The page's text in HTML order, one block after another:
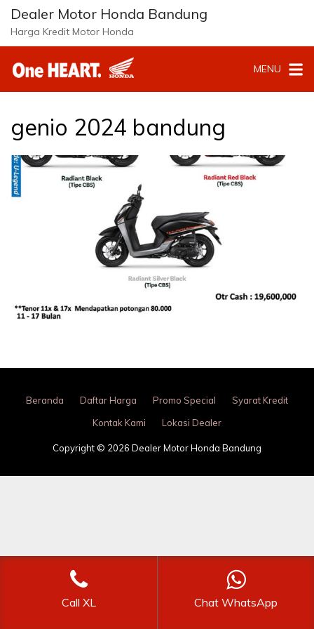
Langsung
konten
Dealer Motor Honda Bandung
Harga Kredit Motor Honda
MENU
genio 2024 bandung
Beranda Daftar Harga Promo Special
Syarat Kredit
Kontak Kami
Lokasi Dealer
Copyright © 2026 Dealer Motor Honda Bandung
Call XL Chat WhatsApp